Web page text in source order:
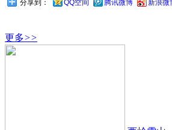
分享到： QQ空间 腾讯微博 新浪微
更多>>